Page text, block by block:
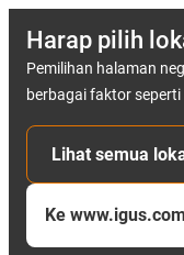
Harap pilih
Pemilihan halaman
berbagai faktor seperti
Lihat semua
Ke www.igus.com